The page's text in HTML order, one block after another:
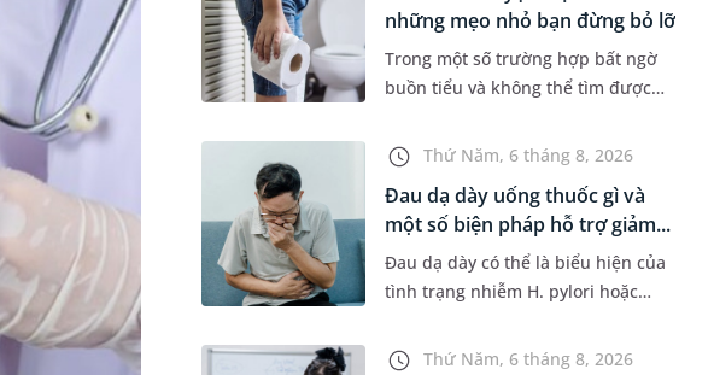
những mẹo nhỏ bạn đừng bỏ lỡ
Trong một số trường hợp bất ngờ
buồn tiểu và không thể tìm được
dụng phương pháp bấm huyệt
nhịn tiểu. Vậy cách bấm huyệt
nhịn...
Thứ Năm, 6 tháng 8, 2026
Đau dạ dày uống thuốc gì và
một số biện pháp hỗ trợ giảm...
Đau dạ dày có thể là biểu hiện của
tình trạng nhiễm H. pylori hoặc
Dựa theo nguyên nhân cụ thể, bác
Thứ Năm, 6 tháng 8, 2026